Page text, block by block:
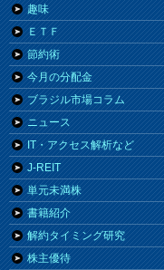
趣味
ＥＴＦ
節約術
今月の分配金
ブラジル市場コラム
ニュース
IT・アクセス解析など
J-REIT
単元未満株
書籍紹介
解約タイミング研究
株主優待